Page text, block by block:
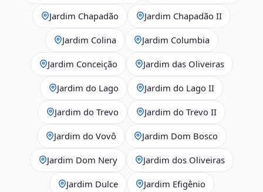
Jardim Chapadão Jardim Chapadão II
Jardim Colina Jardim Columbia
Jardim Conceição Jardim das Oliveiras
Jardim do Lago Jardim do Lago II
Jardim do Trevo Jardim do Trevo II
Jardim do Vovô Jardim Dom Bosco
Jardim Dom Nery Jardim dos Oliveiras
Jardim Dulce Jardim Efigênio